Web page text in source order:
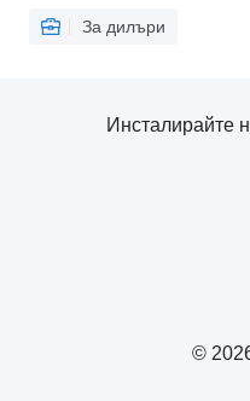
За дилъри
©
Инсталирайте